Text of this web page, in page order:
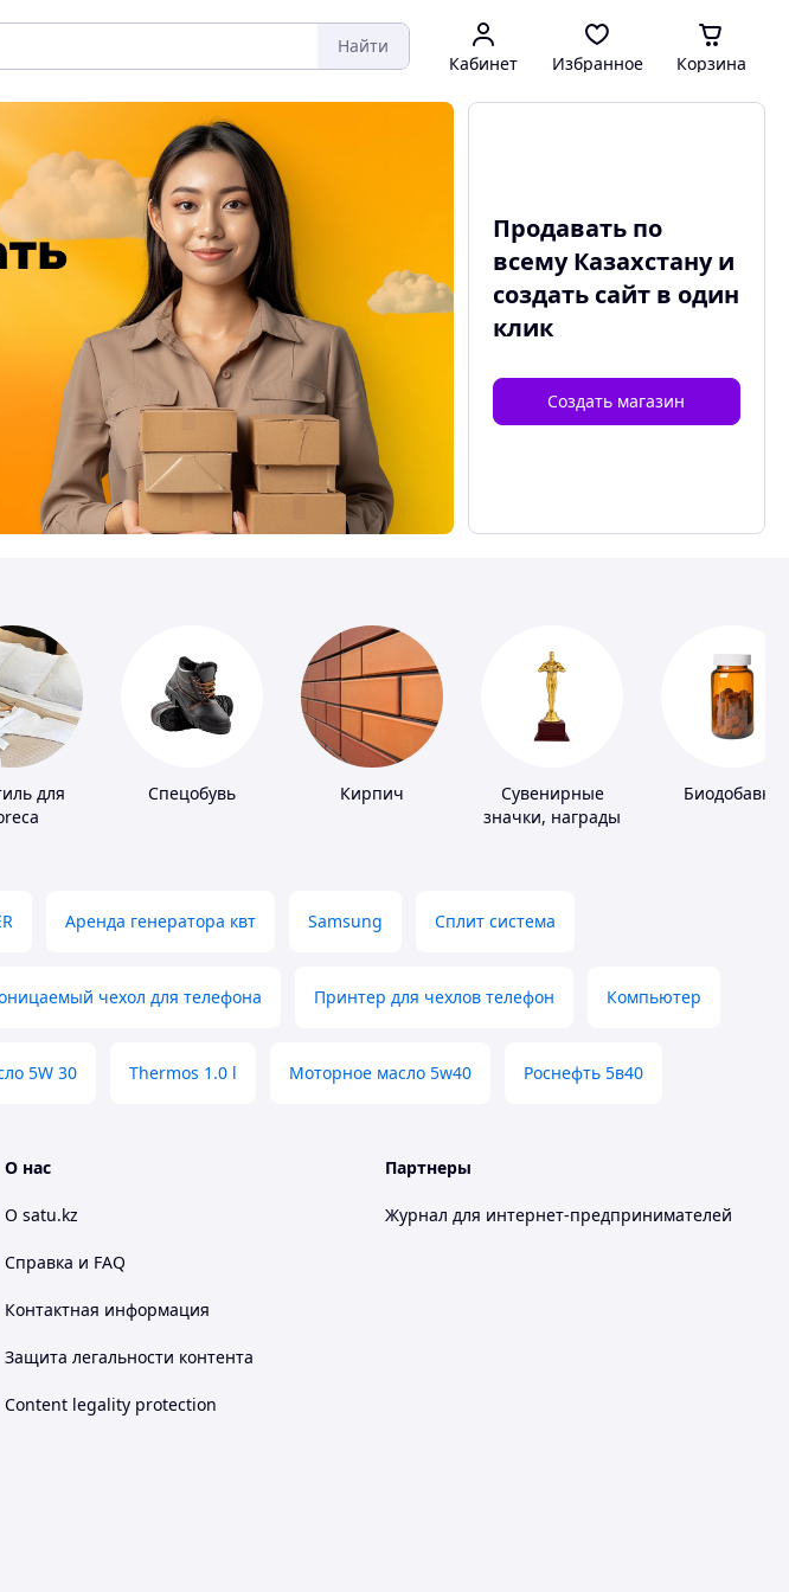
Найти
Кабинет Избранное Корзина
Продавать по
всему Казахстану и
создать сайтв один
клик
Создать магазин
для
Спецобувь Кирпич
Сувенирные
значки, награды
Биодобавки
Аренда генератора квт Samsung Сплит система
чехол для телефона Принтер для чехлов телефон Компьютер
5W 30 Thermos 1.0 l Моторное масло 5w40 Роснефть 5в40
О нас
О satu.kz
Справка и FAQ
Контактная информация
Защита легальности контента
Content legality protection
Партнеры
Журнал для интернет-предпринимателей